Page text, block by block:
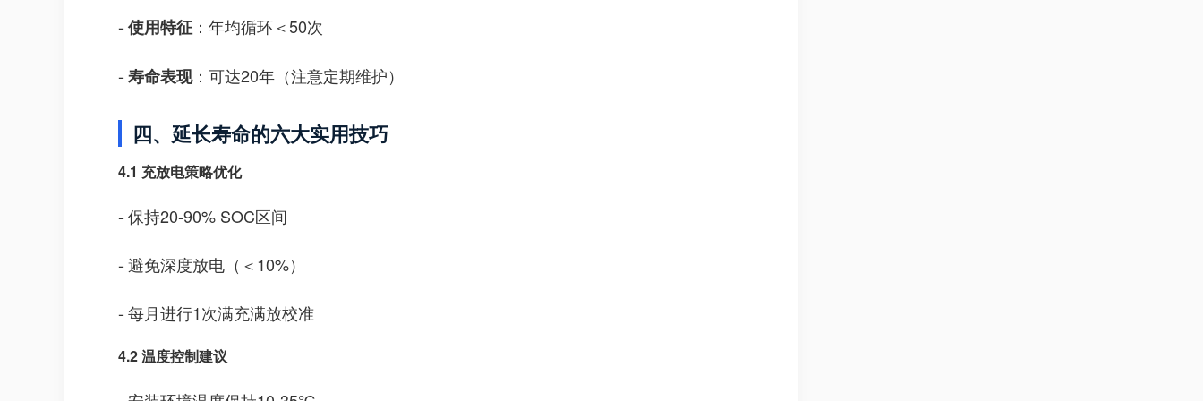
- 使用特征 ：年均循环＜50次
- 寿命表现：可达20年（注意定期维护）
四、延长寿命的六大实用技巧
4.1 充放电策略优化
- 保持20-90% SOC区间
- 避免深度放电（＜10%）
- 每月进行1次满充满放校准
4.2 温度控制建议